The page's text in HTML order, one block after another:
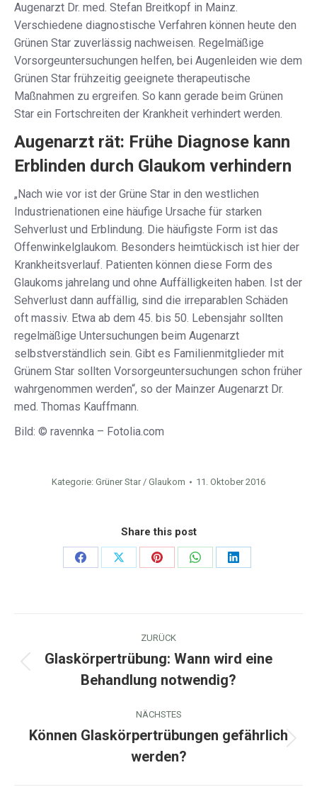
Augenarzt Dr. med. Stefan Breitkopf in Mainz.
Verschiedene diagnostische Verfahren können heute den
Grünen Star zuverlässig nachweisen. Regelmäßige
Vorsorgeuntersuchungen helfen, bei Augenleiden wie dem
Grünen Star frühzeitig geeignete therapeutische
Maßnahmen zu ergreifen. So kann gerade beim Grünen
Star ein Fortschreiten der Krankheit verhindert werden.
Augenarzt rät: Frühe Diagnose kann
Erblinden durch Glaukom verhindern
„Nach wie vor ist der Grüne Star in den westlichen
Industrienationen eine häufige Ursache für starken
Sehverlust und Erblindung. Die häufigste Form ist das
Offenwinkelglaukom. Besonders heimtückisch ist hier der
Krankheitsverlauf. Patienten können diese Form des
Glaukoms jahrelang und ohne Auffälligkeiten haben. Ist der
Sehverlust dann auffällig, sind die irreparablen Schäden
oft massiv. Etwa ab dem 45. bis 50. Lebensjahr sollten
regelmäßige Untersuchungen beim Augenarzt
selbstverständlich sein. Gibt es Familienmitglieder mit
Grünem Star sollten Vorsorgeuntersuchungen schon früher
wahrgenommen werden“, so der Mainzer Augenarzt Dr.
med. Thomas Kauffmann.
Bild: © ravennka – Fotolia.com
Kategorie: Grüner Star / Glaukom 11. Oktober 2016
Share this post
Share
Share
Share
Share
Share
Kommentarnavigation
ZURÜCK
Vorheriger
Beitrag:
Glaskörpertrübung: Wann wird eine
Behandlung notwendig?
NÄCHSTES
Nächster
Beitrag:
Können Glaskörpertrübungen gefährlich
werden?